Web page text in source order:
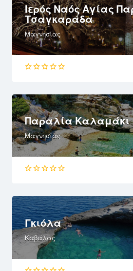
Ιερός Ναός Αγίας
Τσαγκαράδα
Μαγνησίας
Παραλία Καλαμάκι
Μαγνησίας
Γκιόλα
Καβάλας